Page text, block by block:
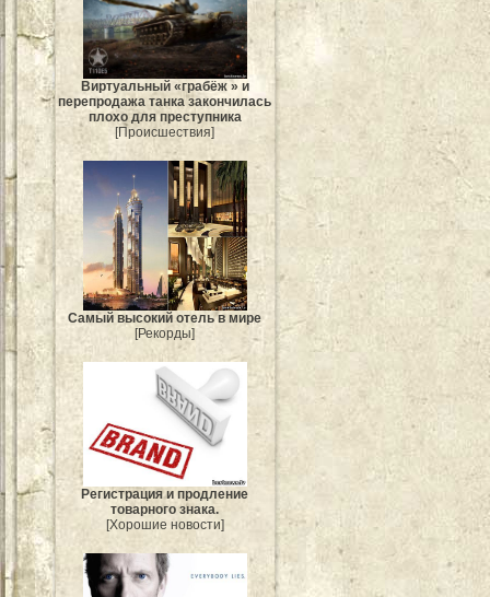
Виртуальный «грабёж » и
перепродажа танка закончилась
плохо для преступника
[Происшествия]
Самый высокий отель в мире
[Рекорды]
Регистрация и продление
товарного знака.
[Хорошие новости]